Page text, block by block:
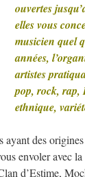
ouvertes
elles vous
musicien quel
années,
artistes
pop, rock, rap,
ethnique,
des
envoler avec
d’Estime,